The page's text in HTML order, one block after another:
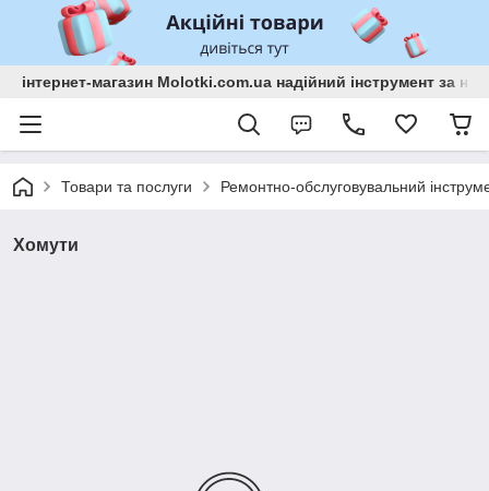
інтернет-магазин Molotki.com.ua надійний інструмент за
Товари та послуги Ремонтно-обслуговувальний
Хомути